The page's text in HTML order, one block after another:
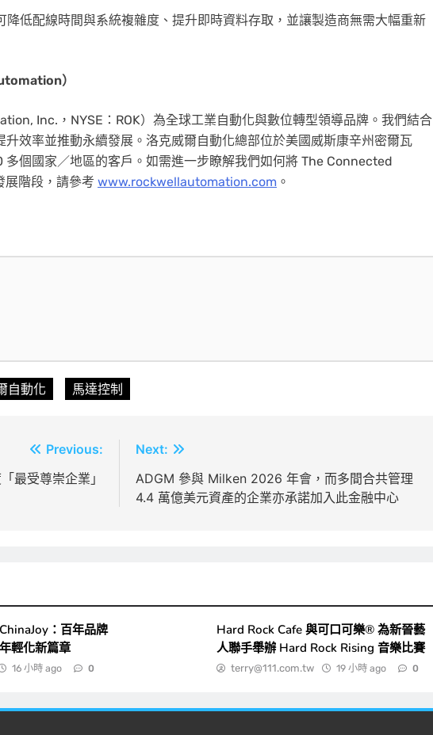
低配線時間與系統複雜度、提升即時資料存取，並讓製造商無需大幅重新
）
Inc.，NYSE：ROK）為全球工業自動化與數位轉型領導品牌。我們結合
升效率並推動永續發展。洛克威爾自動化總部位於美國威斯康辛州密爾瓦
個國家／地區的客戶。如需進一步瞭解我們如何將 The Connected
階段，請參考 www.rockwellautomation.com 。
自動化 馬達控制
Previous:
最受尊崇企業」
Next:
ADGM 參與 Milken 2026 年會，而多間合共管理
4.4 萬億美元資產的企業亦承諾加入此金融中心
：百年品牌
輕化新篇章
16 小時 ago 0
Hard Rock Cafe 與可口可樂® 為新晉藝
人聯手舉辦 Hard Rock Rising 音樂比賽
terry@111.com.tw 19 小時 ago 0